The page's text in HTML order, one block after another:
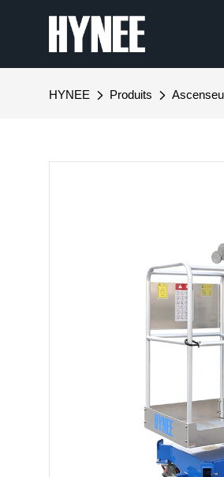
HYNEE Produits